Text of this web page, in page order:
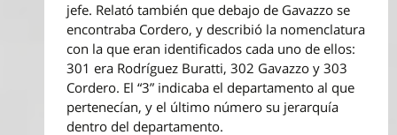
jefe. Relató también que debajo de Gavazzo se
encontraba Cordero, y describió la nomenclatura
con la que eran identificados cada uno de ellos:
301 era Rodríguez Buratti, 302 Gavazzo y 303
Cordero. El “3” indicaba el departamento al que
pertenecían, y el último número su jerarquía
dentro del departamento.